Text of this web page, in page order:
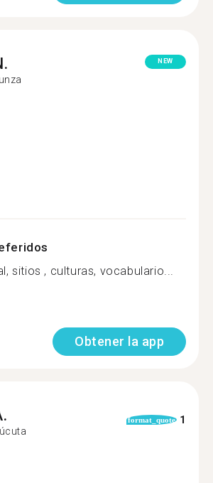
NEW
sitios , culturas, vocabulario...
Obtener la app
format_quote 1